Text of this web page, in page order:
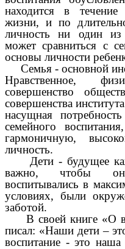
находится в течение
жизни, и по
личность ни один из
может сравниться с
основы личности
Семья - основной
Нравственное,
совершенство
совершенства
насущная
семейного
гармоничную,
личность.
Дети - будущее
важно, чтобы
воспитывались в
условиях, были
заботой.
В своей книге «О
писал: «Наши дети –
воспитание - это наша